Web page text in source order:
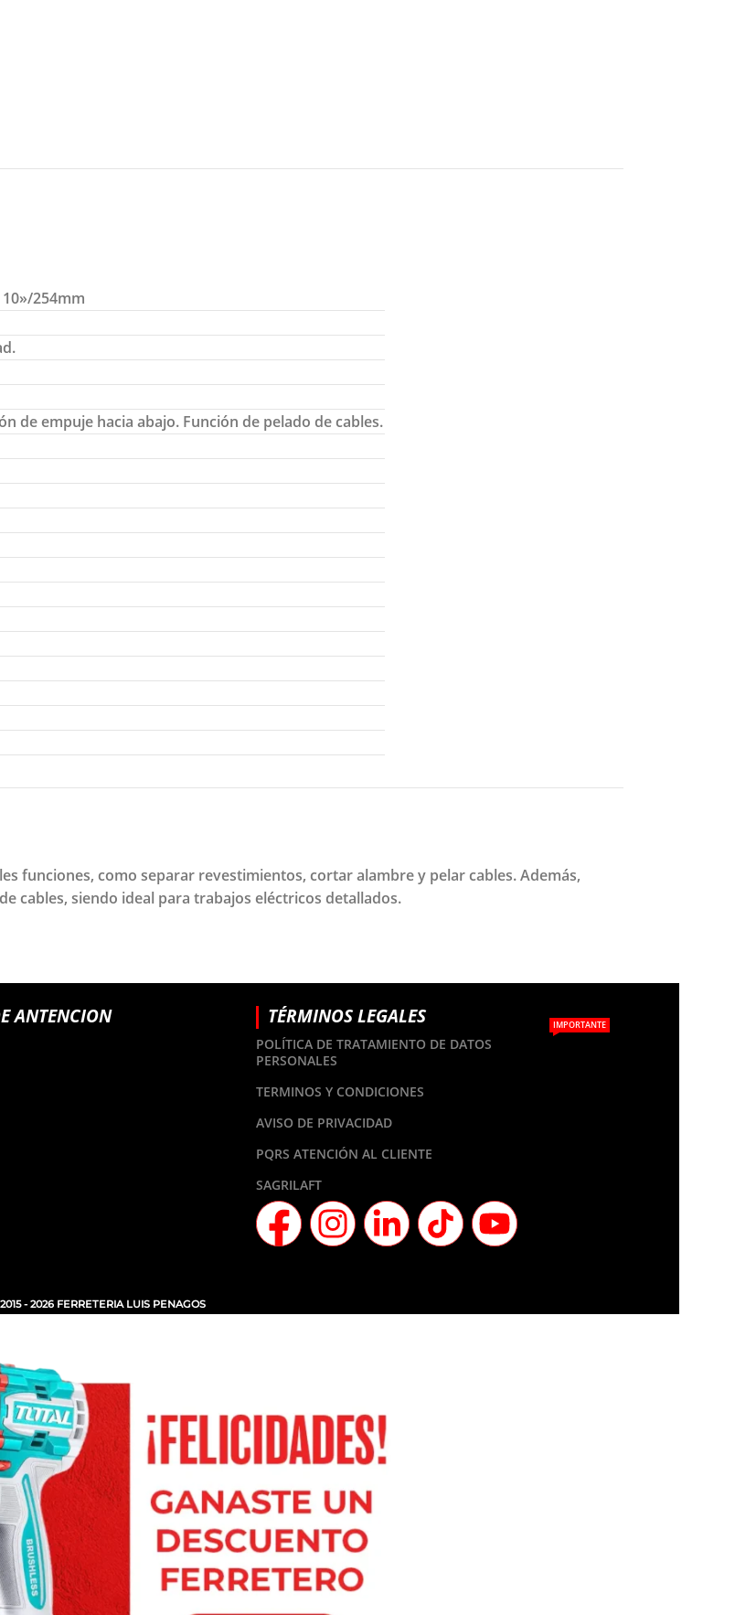
254mm
de empuje hacia abajo. Función de pelado de cables.
funciones, como separar revestimientos, cortar alambre y pelar cables. Además,
cables, siendo ideal para trabajos eléctricos detallados.
ANTENCION TÉRMINOS LEGALES
POLÍTICA DE TRATAMIENTO DE DATOS
PERSONALES
IMPORTANTE
TERMINOS Y CONDICIONES
AVISO DE PRIVACIDAD
PQRS ATENCIÓN AL CLIENTE
SAGRILAFT
- 2026 FERRETERIA LUIS PENAGOS